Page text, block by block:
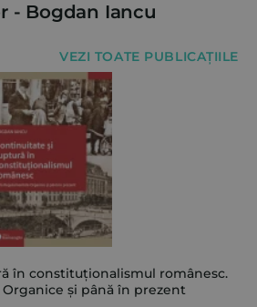
- Bogdan Iancu
VEZI TOATE PUBLICAȚIILE
în constituționalismul românesc.
și până în prezent